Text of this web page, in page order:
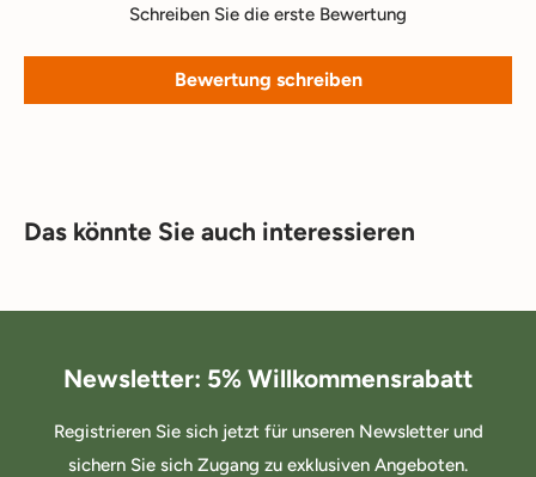
Schreiben Sie die erste Bewertung
Bewertung schreiben
Das könnte Sie auch interessieren
Newsletter: 5% Willkommensrabatt
Registrieren Sie sich jetzt für unseren Newsletter und
sichern Sie sich Zugang zu exklusiven Angeboten.